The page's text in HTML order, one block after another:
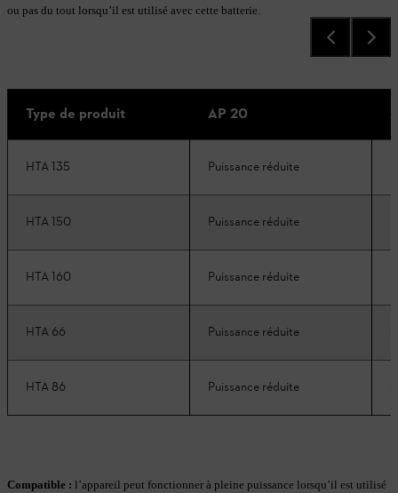
ou pas du tout lorsqu’il est utilisé avec cette batterie.
Type de produit AP 20
HTA 135 Puissance réduite
HTA 150 Puissance réduite
HTA 160 Puissance réduite
HTA 66 Puissance réduite
HTA 86 Puissance réduite
Compatible : l’appareil peut fonctionner à pleine puissance lorsqu’il est utilisé